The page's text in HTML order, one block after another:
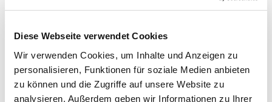
Diese Webseite verwendet Cookies
Wir verwenden Cookies, um Inhalte und Anzeigen zu
personalisieren, Funktionen für soziale Medien anbieten
zu können und die Zugriffe auf unsere Website zu
analysieren. Außerdem geben wir Informationen zu Ihrer